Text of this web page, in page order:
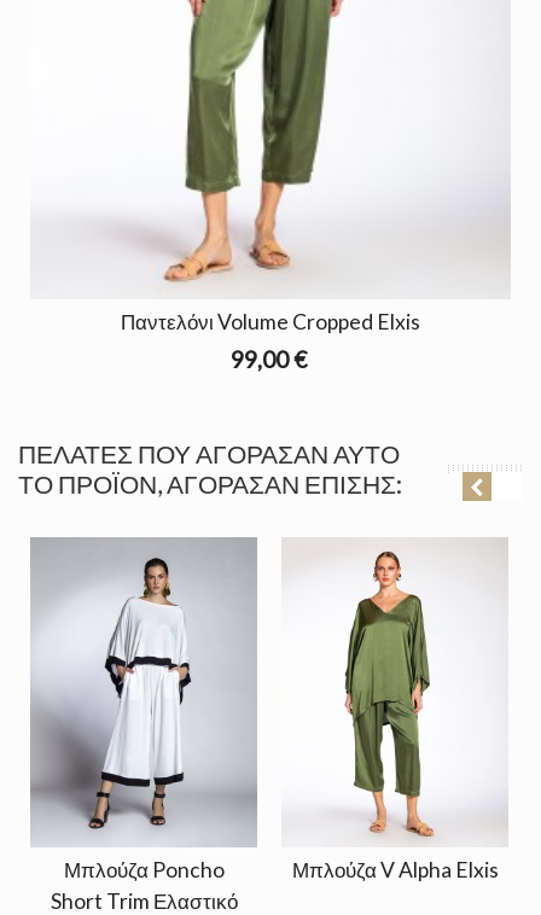
Παντελόνι Volume Cropped Elxis
99,00 €
ΠΕΛΆΤΕΣ ΠΟΥ ΑΓΌΡΑΣΑΝ ΑΥΤΌ
ΤΟ ΠΡΟΪΌΝ, ΑΓΌΡΑΣΑΝ ΕΠΊΣΗΣ:
Μπλούζα Poncho
Short Trim Ελαστικό
Μπλούζα V Alpha Elxis